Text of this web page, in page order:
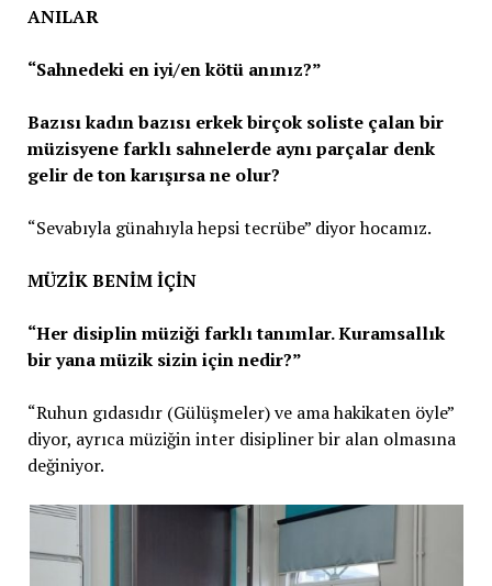
ANILAR
“Sahnedeki en iyi/en kötü anınız?”
Bazısı kadın bazısı erkek birçok soliste çalan bir
müzisyene farklı sahnelerde aynı parçalar denk
gelir de ton karışırsa ne olur?
“Sevabıyla günahıyla hepsi tecrübe” diyor hocamız.
MÜZİK BENİM İÇİN
“Her disiplin müziği farklı tanımlar. Kuramsallık
bir yana müzik sizin için nedir?”
“Ruhun gıdasıdır (Gülüşmeler) ve ama hakikaten öyle”
diyor, ayrıca müziğin inter disipliner bir alan olmasına
değiniyor.